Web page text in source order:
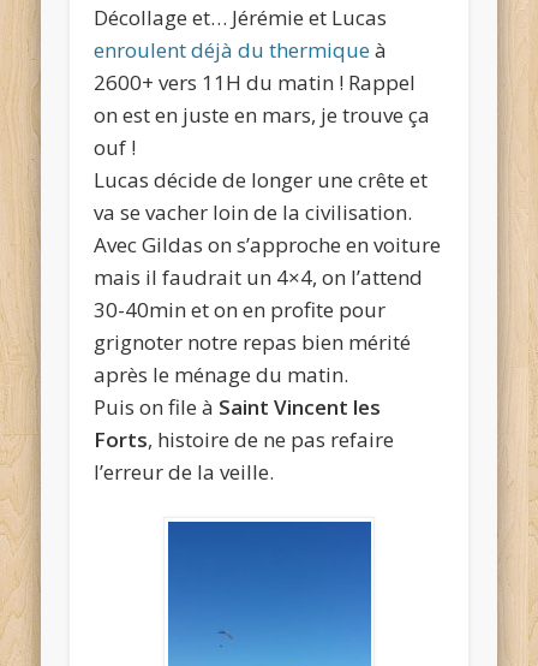
Décollage et… Jérémie et Lucas
enroulent déjà du thermiqueà
2600+ vers 11H du matin ! Rappel
on est en juste en mars, je trouve ça
ouf !
Lucas décide de longer une crête et
va se vacher loin de la civilisation.
Avec Gildas on s’approche en voiture
mais il faudrait un 4×4, on l’attend
30-40min et on en profite pour
grignoter notre repas bien mérité
après le ménage du matin.
Puis on file à Saint Vincent les
Forts, histoire de ne pas refaire
l’erreur de la veille.